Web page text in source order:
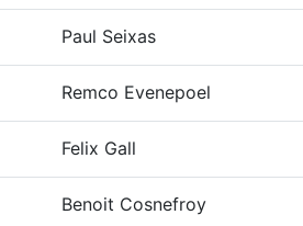
Paul Seixas
Remco Evenepoel
Felix Gall
Benoit Cosnefroy